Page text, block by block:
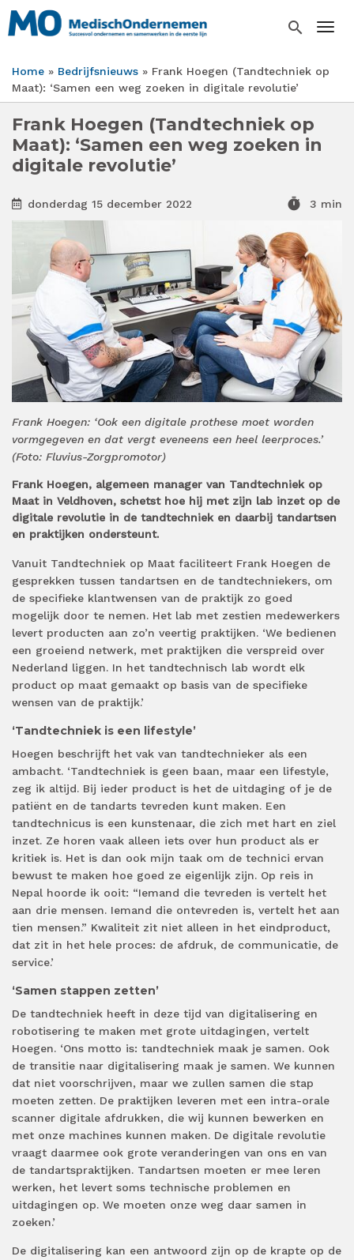
Overslaan
en
inhoud
gaan
search
Kruimelpad
Home Bedrijfsnieuws
Frank Hoegen (Tandtechniek op
Maat): ‘Samen een weg zoeken in digitale revolutie’
Frank Hoegen (Tandtechniek op
Maat): ‘Samen een weg zoeken in
digitale revolutie’
donderdag 15 december 2022 timer 3 min
Frank Hoegen: ‘Ook een digitale prothese moet worden
vormgegeven en dat vergt eveneens een heel leerproces.’
(Foto: Fluvius-Zorgpromotor)
Frank Hoegen, algemeen manager van Tandtechniek op
Maat in Veldhoven, schetst hoe hij met zijn lab inzet op de
digitale revolutie in de tandtechniek en daarbij tandartsen
en praktijken ondersteunt.
Vanuit Tandtechniek op Maat faciliteert Frank Hoegen de
gesprekken tussen tandartsen en de tandtechniekers, om
de specifieke klantwensen van de praktijk zo goed
mogelijk door te nemen. Het lab met zestien medewerkers
levert producten aan zo’n veertig praktijken. ‘We bedienen
een groeiend netwerk, met praktijken die verspreid over
Nederland liggen. In het tandtechnisch lab wordt elk
product op maat gemaakt op basis van de specifieke
wensen van de praktijk.’
‘Tandtechniek is een lifestyle’
Hoegen beschrijft het vak van tandtechnieker als een
ambacht. ‘Tandtechniek is geen baan, maar een lifestyle,
zeg ik altijd. Bij ieder product is het de uitdaging of je de
patiënt en de tandarts tevreden kunt maken. Een
tandtechnicus is een kunstenaar, die zich met hart en ziel
inzet. Ze horen vaak alleen iets over hun product als er
kritiek is. Het is dan ook mijn taak om de technici ervan
bewust te maken hoe goed ze eigenlijk zijn. Op reis in
Nepal hoorde ik ooit: “Iemand die tevreden is vertelt het
aan drie mensen. Iemand die ontevreden is, vertelt het aan
tien mensen.” Kwaliteit zit niet alleen in het eindproduct,
dat zit in het hele proces: de afdruk, de communicatie, de
service.’
‘Samen stappen zetten’
De tandtechniek heeft in deze tijd van digitalisering en
robotisering te maken met grote uitdagingen, vertelt
Hoegen. ‘Ons motto is: tandtechniek maak je samen. Ook
de transitie naar digitalisering maak je samen. We kunnen
dat niet voorschrijven, maar we zullen samen die stap
moeten zetten. De praktijken leveren met een intra-orale
scanner digitale afdrukken, die wij kunnen bewerken en
met onze machines kunnen maken. De digitale revolutie
vraagt daarmee ook grote veranderingen van ons en van
de tandartspraktijken. Tandartsen moeten er mee leren
werken, het levert soms technische problemen en
uitdagingen op. We moeten onze weg daar samen in
zoeken.’
De digitalisering kan een antwoord zijn op de krapte op de